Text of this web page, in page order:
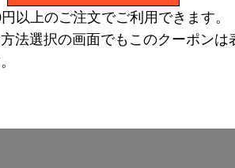
以上のご注文でご利用できます。
法選択の画面でもこのクーポンは